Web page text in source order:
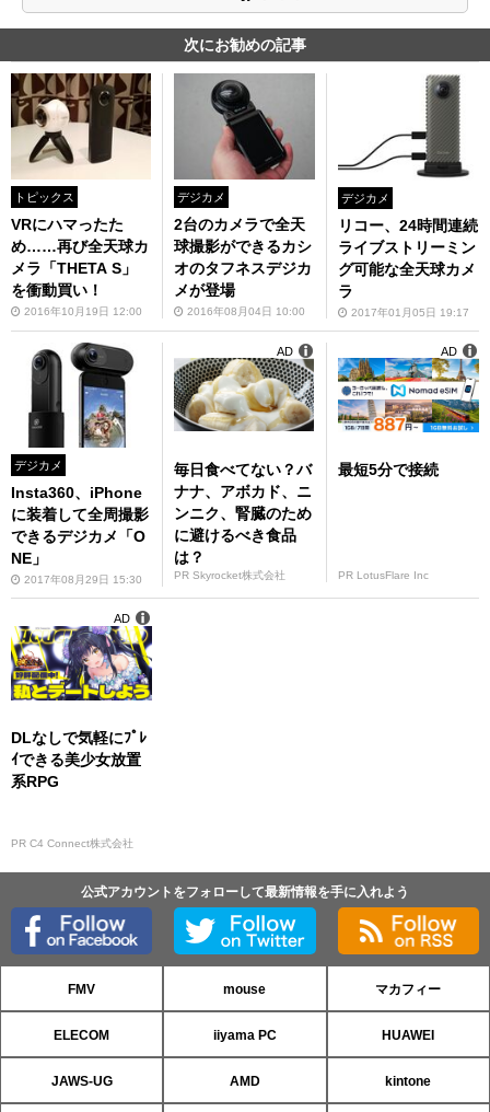
次にお勧めの記事
トピックス
VRにハマったた
め……再び全天球カ
メラ「THETA S」
を衝動買い！
2016年10月19日 12:00
デジカメ
2台のカメラで全天
球撮影ができるカシ
オのタフネスデジカ
メが登場
2016年08月04日 10:00
デジカメ
リコー、24時間連続
ライブストリーミン
グ可能な全天球カメ
ラ
2017年01月05日 19:17
デジカメ
Insta360、iPhone
に装着して全周撮影
できるデジカメ「O
NE」
2017年08月29日 15:30
毎日食べてない？バ
ナナ、アボカド、ニ
ンニク、腎臓のため
に避けるべき食品
は？
PR Skyrocket株式会社
AD
最短5分で接続
PR LotusFlare Inc
AD
DLなしで気軽にﾌﾟﾚ
ｲできる美少女放置
系RPG
PR C4 Connect株式会社
AD
公式アカウントをフォローして最新情報を手に入れよう
FMV mouse マカフィー
ELECOM iiyama PC HUAWEI
JAWS-UG AMD kintone